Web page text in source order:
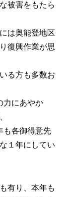
被害をもたら
は奥能登地区
復興作業が思
る方も多数お
力にあやか
も各御得意先
１年にしてい
有り、本年も